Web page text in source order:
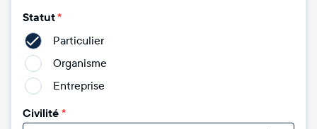
Statut*
Particulier
Organisme
Entreprise
Civilité*